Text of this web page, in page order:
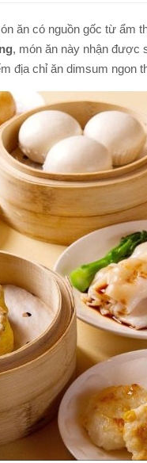
ăn có nguồn gốc từ ẩm
, món ăn này nhận được
địa chỉ ăn dimsum ngon